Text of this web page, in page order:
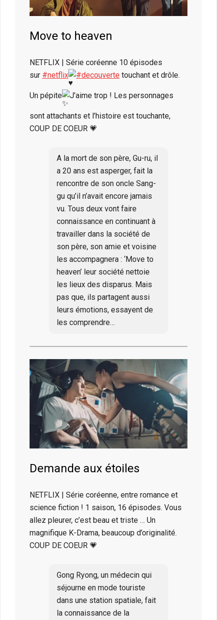
Move to heaven
NETFLIX | Série coréenne 10 épisodes
sur #netflix #decouverte touchant et drôle.
Un pépite J’aime trop ! Les personnages
sont attachants et l’histoire est touchante,
COUP DE COEUR 💗
A la mort de son père, Gu-ru, il
a 20 ans est asperger, fait la
rencontre de son oncle Sang-
gu qu’il n’avait encore jamais
vu. Tous deux vont faire
connaissance en continuant à
travailler dans la société de
son père, son amie et voisine
les accompagnera : ‘Move to
heaven’ leur société nettoie
les lieux des disparus. Mais
pas que, ils partagent aussi
leurs émotions, essayent de
les comprendre…
Demande aux étoiles
NETFLIX | Série coréenne, entre romance et
science fiction ! 1 saison, 16 épisodes. Vous
allez pleurer, c’est beau et triste … Un
magnifique K-Drama, beaucoup d’originalité.
COUP DE COEUR 💗
Gong Ryong, un médecin qui
séjourne en mode touriste
dans une station spatiale, fait
la connaissance de la